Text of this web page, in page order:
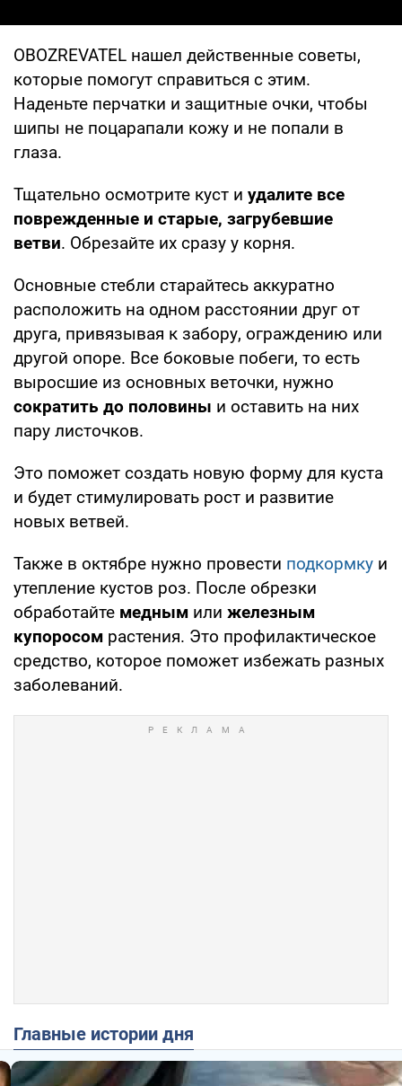
OBOZREVATEL нашел действенные советы,
которые помогут справиться с этим.
Наденьте перчатки и защитные очки, чтобы
шипы не поцарапали кожу и не попали в
глаза.
Тщательно осмотрите куст и удалите все
поврежденные и старые, загрубевшие
ветви. Обрезайте их сразу у корня.
Основные стебли старайтесь аккуратно
расположить на одном расстоянии друг от
друга, привязывая к забору, ограждению или
другой опоре. Все боковые побеги, то есть
выросшие из основных веточки, нужно
сократить до половины и оставить на них
пару листочков.
Это поможет создать новую форму для куста
и будет стимулировать рост и развитие
новых ветвей.
Также в октябре нужно провести подкормку и
утепление кустов роз. После обрезки
обработайте медным или железным
купоросом растения. Это профилактическое
средство, которое поможет избежать разных
заболеваний.
Главные истории дня